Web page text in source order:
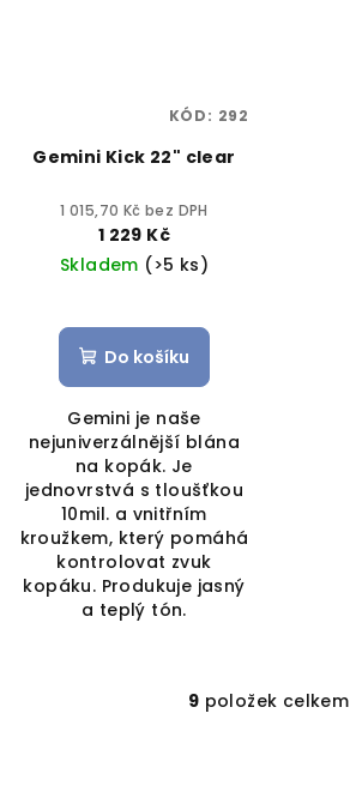
Gemini Kick 22" clear
1 015,70 Kč bez DPH
1 229 Kč
Skladem (>5 ks)
Do košíku
Gemini je naše
nejuniverzálnější blána
na kopák. Je
jednovrstvá s tloušťkou
10mil. a vnitřním
kroužkem, který pomáhá
kontrolovat zvuk
kopáku. Produkuje jasný
a teplý tón.
KÓD: 292
O
9 položek celkem